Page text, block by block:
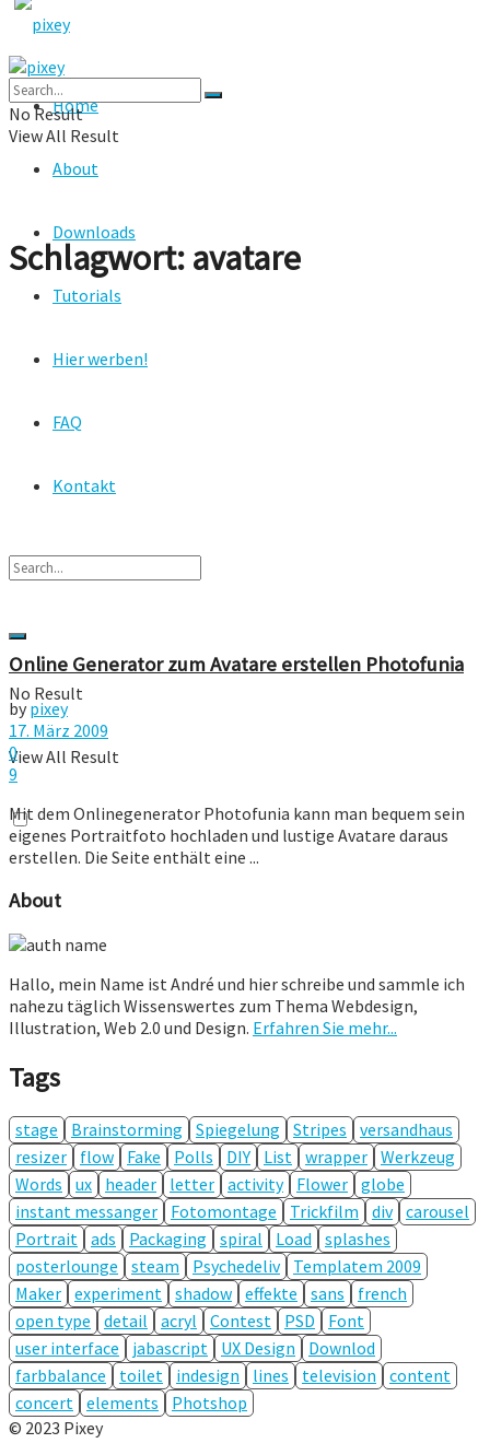
Home
About
Downloads
Tutorials
Hier werben!
FAQ
Kontakt
No Result
View All Result
No Result
View All Result
Schlagwort: avatare
Online Generator zum Avatare erstellen Photofunia
by pixey
17. März 2009
0
9
Mit dem Onlinegenerator Photofunia kann man bequem sein
eigenes Portraitfoto hochladen und lustige Avatare daraus
erstellen. Die Seite enthält eine ...
About
Hallo, mein Name ist André und hier schreibe und sammle ich
nahezu täglich Wissenswertes zum Thema Webdesign,
Illustration, Web 2.0 und Design. Erfahren Sie mehr...
Tags
stage Brainstorming Spiegelung Stripes
versandhaus
resizer
flow Fake Polls DIY List wrapper Werkzeug
Words
ux header letter activity Flower globe
instant messanger
Fotomontage Trickfilm div carousel
Portrait ads Packaging spiral Load
splashes
posterlounge
steam Psychedeliv
Templatem 2009
Maker experiment shadow effekte sans
french
open type
detail acryl Contest PSD
Font
user interface
jabascript UX Design
Downlod
farbbalance
toilet indesign lines television
content
concert elements
Photshop
© 2023 Pixey